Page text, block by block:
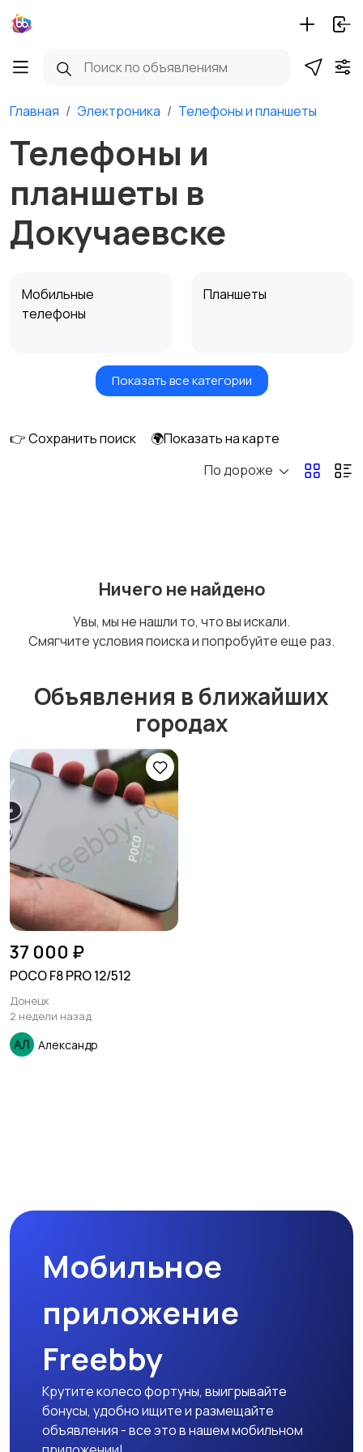
Главная Электроника Телефоны и планшеты
Телефоны и
планшеты в
Докучаевске
Мобильные
телефоны
Планшеты
Умные часы и
Стационарные
Запчасти
аккумуляторы
Показать все категории
👉 Сохранить поиск
🌍Показать на карте
По дороже
Ничего не найдено
Увы, мы не нашли то, что вы искали.
Смягчите условия поиска и попробуйте еще раз.
Объявления в ближайших
городах
37 000 ₽
POCO F8 PRO 12/512
Донецк
2 недели назад
Александр
Мобильное
приложение
Freebby
Крутите колесо фортуны, выигрывайте
бонусы, удобно ищите и размещайте
объявления - все это в нашем мобильном